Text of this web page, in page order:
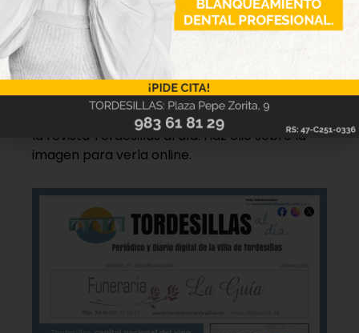
Nueva edición
disponible
Hazte ya con la trigésimo séptima edición de
la revista Tordesillas al día. Haz clic sobre la
imagen para verla online.